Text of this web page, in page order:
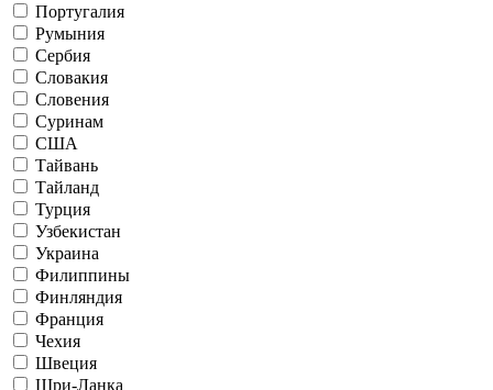
Португалия
Румыния
Сербия
Словакия
Словения
Суринам
США
Тайвань
Тайланд
Турция
Узбекистан
Украина
Филиппины
Финляндия
Франция
Чехия
Швеция
Шри-Ланка